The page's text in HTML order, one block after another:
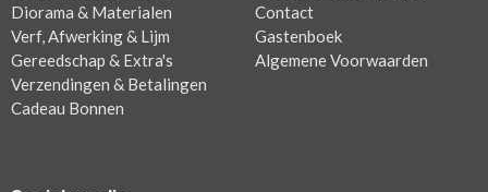
Diorama & Materialen
Verf, Afwerking & Lijm
Gereedschap & Extra's
Verzendingen & Betalingen
Cadeau Bonnen
Contact
Gastenboek
Algemene Voorwaarden